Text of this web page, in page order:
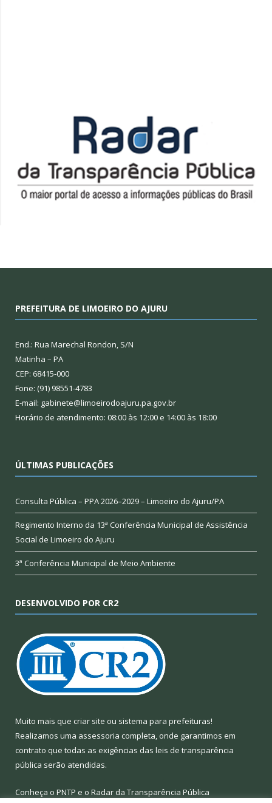
PREFEITURA DE LIMOEIRO DO AJURU
End.: Rua Marechal Rondon, S/N
Matinha – PA
CEP: 68415-000
Fone: (91) 98551-4783
E-mail: gabinete@limoeirodoajuru.pa.gov.br
Horário de atendimento: 08:00 às 12:00 e 14:00 às 18:00
ÚLTIMAS PUBLICAÇÕES
Consulta Pública – PPA 2026–2029 – Limoeiro do Ajuru/PA
Regimento Interno da 13ª Conferência Municipal de Assistência
Social de Limoeiro do Ajuru
3ª Conferência Municipal de Meio Ambiente
DESENVOLVIDO POR CR2
Muito mais que criar site ou sistema para prefeituras!
Realizamos uma assessoria completa, onde garantimos em
contrato que todas as exigências das leis de transparência
pública serão atendidas.
Conheça o PNTP e o Radar da Transparência Pública